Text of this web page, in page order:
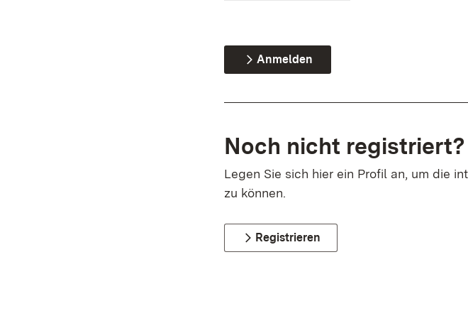
Anmelden
Noch nicht registriert?
Legen Sie sich hier ein Profil an, um die
zu können.
Registrieren